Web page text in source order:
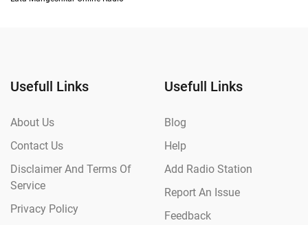
Usefull Links
About Us
Contact Us
Disclaimer And Terms Of
Service
Privacy Policy
Usefull Links
Blog
Help
Add Radio Station
Report An Issue
Feedback